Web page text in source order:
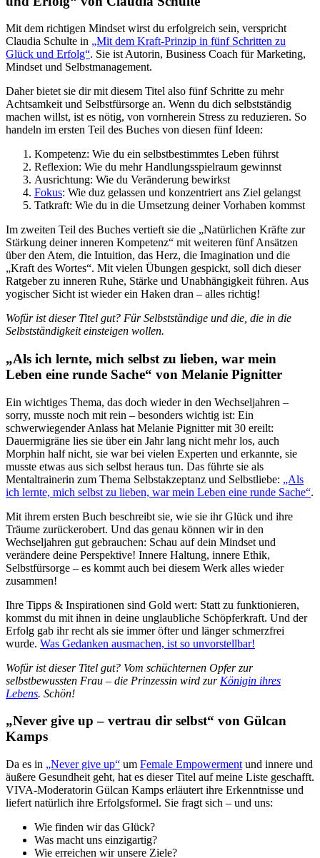
Mit dem richtigen Mindset wirst du erfolgreich sein, verspricht
Claudia Schulte in „Mit dem Kraft-Prinzip in fünf Schritten zu
Glück und Erfolg“. Sie ist Autorin, Business Coach für Marketing,
Mindset und Selbstmanagement.
Daher bietet sie dir mit diesem Titel also fünf Schritte zu mehr
Achtsamkeit und Selbstfürsorge an. Wenn du dich selbstständig
machen willst, ist es nötig, von vornherein Stress zu reduzieren. So
handeln im ersten Teil des Buches von diesen fünf Ideen:
Kompetenz: Wie du ein selbstbestimmtes Leben führst
Reflexion: Wie du mehr Handlungsspielraum gewinnst
Ausrichtung: Wie du Veränderung bewirkst
Fokus: Wie duz gelassen und konzentriert ans Ziel gelangst
Tatkraft: Wie du in die Umsetzung deiner Vorhaben kommst
Im zweiten Teil des Buches vertieft sie die „Natürlichen Kräfte zur
Stärkung deiner inneren Kompetenz“ mit weiteren fünf Ansätzen
über den Atem, die Intuition, das Herz, die Imagination und die
„Kraft des Wortes“. Mit vielen Übungen gespickt, soll dich dieser
Ratgeber zu inneren Ruhe, Stärke und Unabhängigkeit führen. Aus
yogischer Sicht ist wieder ein Haken dran – alles richtig!
Wofür ist dieser Titel gut? Für Selbstständige und die, die in die
Selbstständigkeit einsteigen wollen.
„Als ich lernte, mich selbst zu lieben, war mein
Leben eine runde Sache“ von Melanie Pignitter
Ein wichtiges Thema, das doch wieder in den Wechseljahren –
sorry, musste noch mit rein – besonders wichtig ist: Ein
schwerwiegender Anlass hat Melanie Pignitter mit 30 ereilt:
Dauermigräne lies sie über ein Jahr lang nicht mehr los, auch
Morphin half nicht, sie war bei vielen Experten und erkannte, sie
musste etwas aus sich selbst heraus tun. Das führte sie als
Mentaltrainerin zum Thema Selbstakzeptanz und Selbstliebe: „Als
ich lernte, mich selbst zu lieben, war mein Leben eine runde Sache“.
Mit ihrem ersten Buch beschreibt sie, wie sie ihr Glück und ihre
Träume zurückerobert. Und das genau können wir in den
Wechseljahren gut gebrauchen: Schau auf dein Mindset und
verändere deine Perspektive! Innere Haltung, innere Ethik,
Selbstfürsorge – es kommt auch bei diesem Werk alles wieder
zusammen!
Ihre Tipps & Inspirationen sind Gold wert: Statt zu funktionieren,
kommst du mit ihnen in deine unglaubliche Schöpferkraft. Und der
Erfolg gab ihr recht als sie immer öfter und länger schmerzfrei
wurde. Was Gedanken ausmachen, ist so unvorstellbar!
Wofür ist dieser Titel gut? Vom schüchternen Opfer zur
selbstbewussten Frau – die Prinzessin wird zur Königin ihres
Lebens. Schön!
„Never give up – vertrau dir selbst“ von Gülcan
Kamps
Da es in „Never give up“ um Female Empowerment und innere und
äußere Gesundheit geht, hat es dieser Titel auf meine Liste geschafft.
VIVA-Moderatorin Gülcan Kamps erläutert ihre Erkenntnisse und
liefert natürlich ihre Erfolgsformel. Sie fragt sich – und uns:
Wie finden wir das Glück?
Was macht uns einzigartig?
Wie erreichen wir unsere Ziele?